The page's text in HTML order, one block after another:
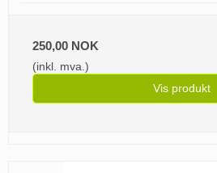
250,00 NOK
(inkl. mva.)
Vis produkt